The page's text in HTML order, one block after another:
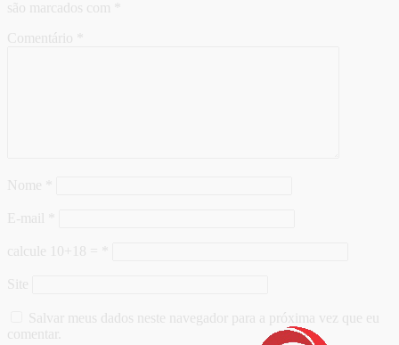
são marcados com
Comentário
Nome
E-mail
calcule 10+18 =
Site
Salvar meus dados neste navegador para a próxima vez que eu
comentar.